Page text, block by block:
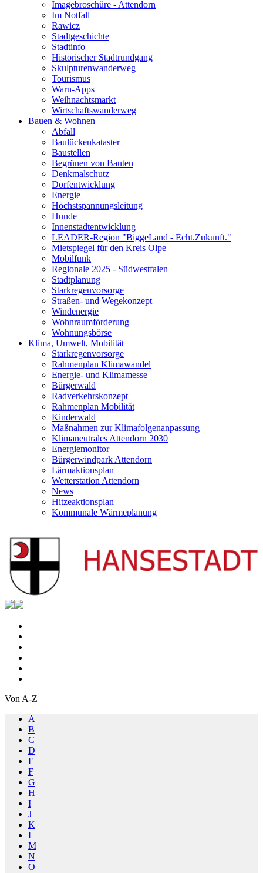
Imagebroschüre - Attendorn
Im Notfall
Rawicz
Stadtgeschichte
Stadtinfo
Historischer Stadtrundgang
Skulpturenwanderweg
Tourismus
Warn-Apps
Weihnachtsmarkt
Wirtschaftswanderweg
Bauen & Wohnen
Abfall
Baulückenkataster
Baustellen
Begrünen von Bauten
Denkmalschutz
Dorfentwicklung
Energie
Höchstspannungsleitung
Hunde
Innenstadtentwicklung
LEADER-Region "BiggeLand - Echt.Zukunft."
Mietspiegel für den Kreis Olpe
Mobilfunk
Regionale 2025 - Südwestfalen
Stadtplanung
Starkregenvorsorge
Straßen- und Wegekonzept
Windenergie
Wohnraumförderung
Wohnungsbörse
Klima, Umwelt, Mobilität
Starkregenvorsorge
Rahmenplan Klimawandel
Energie- und Klimamesse
Bürgerwald
Radverkehrskonzept
Rahmenplan Mobilität
Kinderwald
Maßnahmen zur Klimafolgenanpassung
Klimaneutrales Attendorn 2030
Energiemonitor
Bürgerwindpark Attendorn
Lärmaktionsplan
Wetterstation Attendorn
News
Hitzeaktionsplan
Kommunale Wärmeplanung
Von A-Z
A
B
C
D
E
F
G
H
I
J
K
L
M
N
O